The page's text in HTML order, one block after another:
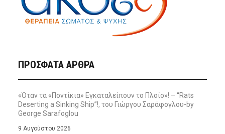
ΠΡΌΣΦΑΤΑ ΆΡΘΡΑ
«Όταν τα «Ποντίκια» Εγκαταλείπουν το Πλοίο»! – “Rats
Deserting a Sinking Ship”!, του Γιώργου Σαράφογλου-by
George Sarafoglou
9 Αυγούστου 2026